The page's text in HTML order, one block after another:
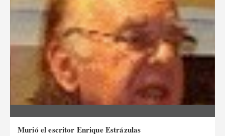
Murió el escritor Enrique Estrázulas